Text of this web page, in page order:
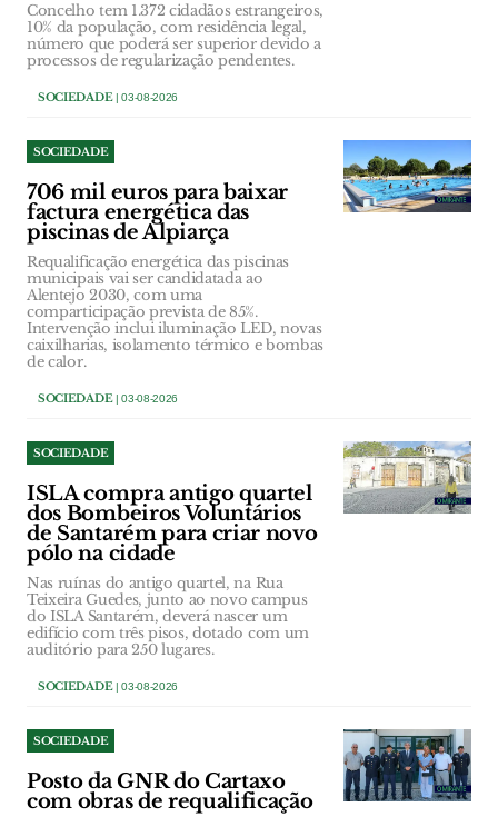
Concelho tem 1.372 cidadãos estrangeiros,
10% da população, com residência legal,
número que poderá ser superior devido a
processos de regularização pendentes.
SOCIEDADE| 03-08-2026
SOCIEDADE
706 mil euros para baixar
factura energética das
piscinas de Alpiarça
Requalificação energética das piscinas
municipais vai ser candidatada ao
Alentejo 2030, com uma
comparticipação prevista de 85%.
Intervenção inclui iluminação LED, novas
caixilharias, isolamento térmico e bombas
de calor.
SOCIEDADE| 03-08-2026
SOCIEDADE
ISLA compra antigo quartel
dos Bombeiros Voluntários
de Santarém para criar novo
pólo na cidade
Nas ruínas do antigo quartel, na Rua
Teixeira Guedes, junto ao novo campus
do ISLA Santarém, deverá nascer um
edifício com três pisos, dotado com um
auditório para 250 lugares.
SOCIEDADE| 03-08-2026
SOCIEDADE
Posto da GNR do Cartaxo
com obras de requalificação